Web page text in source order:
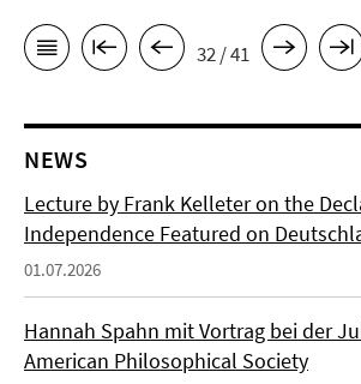
32 / 41
NEWS
Lecture by Frank Kelleter on the
Independence Featured on
01.07.2026
Hannah Spahn mit Vortrag bei der
American Philosophical Society